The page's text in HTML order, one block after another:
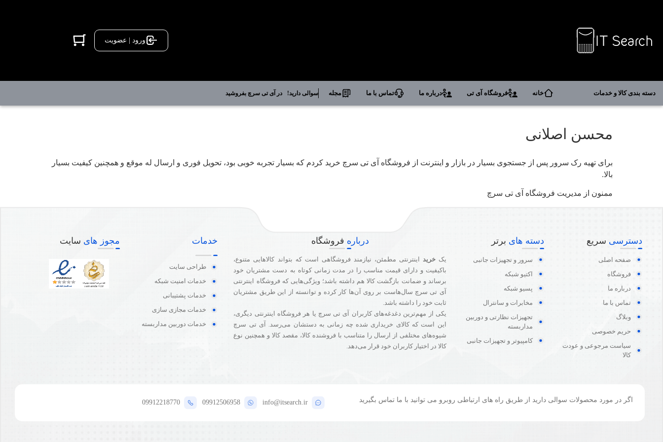
ورود | عضویت
دسته بندی کالا و خدمات خانه فروشگاه آی تی درباره ما تماس با ما مجله سوالی دارید! در آی تی سرچ بفروشید
محسن اصلانی
برای تهیه رک سرور پس از جستجوی بسیار در بازار و اینترنت از فروشگاه آی تی سرچ خرید کردم که بسیار تجربه خوبی بود، تحویل فوری و ارسال له موقع و همچنین کیفیت بسیار
بالا.
ممنون از مدیریت فروشگاه آی تی سرچ
دسترسی سریع
صفحه اصلی
فروشگاه
درباره ما
تماس با ما
وبلاگ
حریم خصوصی
سیاست مرجوعی و عودت
کالا
دسته های برتر
سرور و تجهیزات جانبی
اکتیو شبکه
پسیو شبکه
مخابرات و سانترال
تجهیزات نظارتی و دوربین
مداربسته
کامپیوتر و تجهیزات جانبی
درباره فروشگاه
یک خرید اینترنتی مطمئن، نیازمند فروشگاهی است که بتواند کالاهایی متنوع،
باکیفیت و دارای قیمت مناسب را در مدت زمانی کوتاه به دست مشتریان خود
برساند و ضمانت بازگشت کالا هم داشته باشد؛ ویژگی‌هایی که فروشگاه اینترنتی
آی تی سرچ سال‌هاست بر روی آن‌ها کار کرده و توانسته از این طریق مشتریان
ثابت خود را داشته باشد.
یکی از مهم‌ترین دغدغه‌های کاربران آی تی سرچ یا هر فروشگاه‌ اینترنتی دیگری،
این است که کالای خریداری شده چه زمانی به دستشان می‌رسد. آی تی سرچ
شیوه‌های مختلفی از ارسال را متناسب با فروشنده کالا،‌ مقصد کالا و همچنین نوع
کالا در اختیار کاربران خود قرار می‌دهد.
خدمات
طراحی سایت
خدمات امنیت شبکه
خدمات پشتیبانی
خدمات مجازی سازی
خدمات دوربین مداربسته
مجوز های سایت
اگر در مورد محصولات سوالی دارید از طریق راه های ارتباطی روبرو می توانید با ما تماس بگیرید info@itsearch.ir
09912506958
09912218770